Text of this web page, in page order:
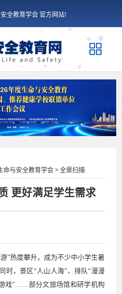
全教育学会 官方网站!
命与安全教育学会 > 全景扫描
更好满足学生需求
”热度攀升，成为不少中小学生暑
时，景区“人山人海”、排队“漫漫
戏”……部分文旅场馆和研学机构